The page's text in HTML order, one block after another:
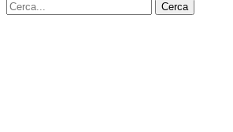
Cerca